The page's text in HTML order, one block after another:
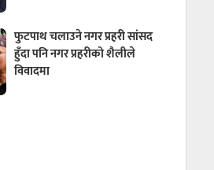
फुटपाथ चलाउने नगर प्रहरी सांसद
हुँदा पनि नगर प्रहरीको शैलीले
विवादमा